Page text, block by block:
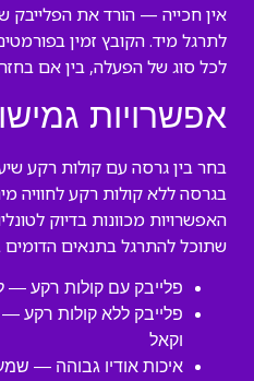
אין חכייה — הורד את הפלייבק
לתרגל מיד. הקובץ זמין
לכל סוג של הפעלה, בין אם
אפשרויות
בחר בין גרסה עם קולות רקע
בגרסה ללא קולות רקע לחוויה
האפשרויות מכוונות בדיוק
שתוכל להתרגל בתנאים הדומים
פלייבק עם קולות רקע —
פלייבק ללא קולות רקע —
וקאל
איכות אודיו גבוהה —